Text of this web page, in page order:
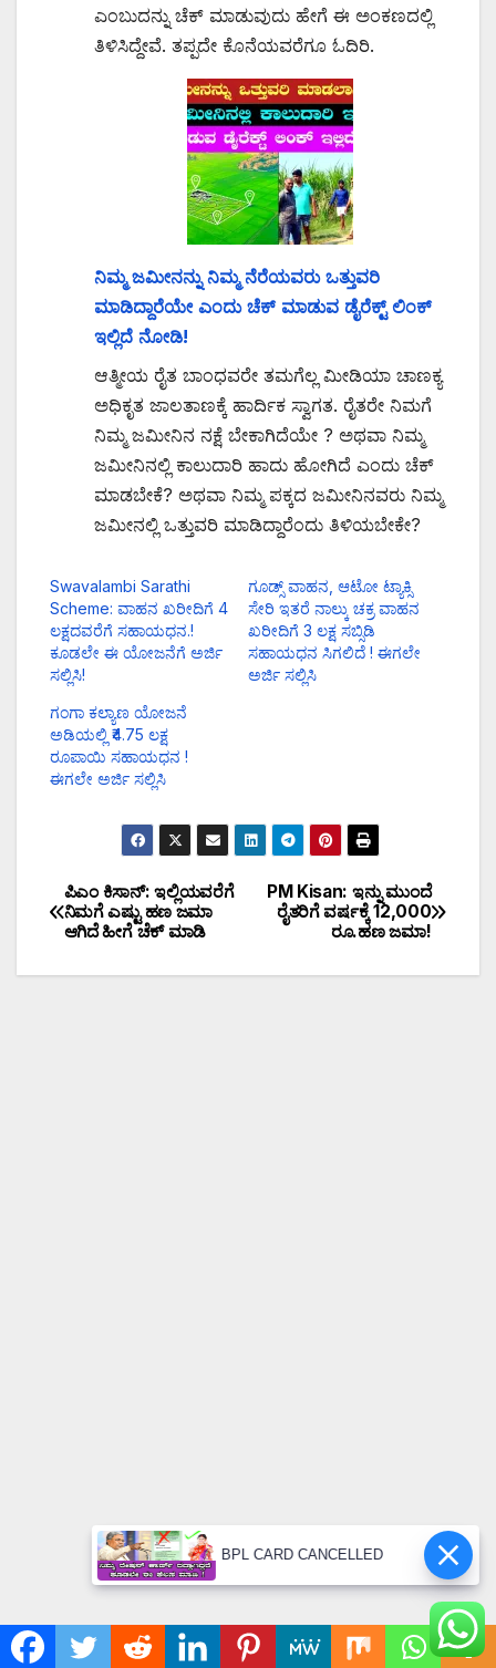
ಎಂಬುದನ್ನು ಚೆಕ್ ಮಾಡುವುದು ಹೇಗೆ ಈ ಅಂಕಣದಲ್ಲಿ
ತಿಳಿಸಿದ್ದೇವೆ. ತಪ್ಪದೇ ಕೊನೆಯವರೆಗೂ ಓದಿರಿ.
ನಿಮ್ಮ ಜಮೀನನ್ನು ನಿಮ್ಮ ನೆರೆಯವರು ಒತ್ತುವರಿ
ಮಾಡಿದ್ದಾರೆಯೇ ಎಂದು ಚೆಕ್ ಮಾಡುವ ಡೈರೆಕ್ಟ್ ಲಿಂಕ್
ಇಲ್ಲಿದೆ ನೋಡಿ!
ಆತ್ಮೀಯ ರೈತ ಬಾಂಧವರೇ ತಮಗೆಲ್ಲ ಮೀಡಿಯಾ ಚಾಣಕ್ಯ
ಅಧಿಕೃತ ಜಾಲತಾಣಕ್ಕೆ ಹಾರ್ದಿಕ ಸ್ವಾಗತ. ರೈತರೇ ನಿಮಗೆ
ನಿಮ್ಮ ಜಮೀನಿನ ನಕ್ಷೆ ಬೇಕಾಗಿದೆಯೇ ? ಅಥವಾ ನಿಮ್ಮ
ಜಮೀನಿನಲ್ಲಿ ಕಾಲುದಾರಿ ಹಾದು ಹೋಗಿದೆ ಎಂದು ಚೆಕ್
ಮಾಡಬೇಕೆ? ಅಥವಾ ನಿಮ್ಮ ಪಕ್ಕದ ಜಮೀನಿನವರು ನಿಮ್ಮ
ಜಮೀನಲ್ಲಿ ಒತ್ತುವರಿ ಮಾಡಿದ್ದಾರೆಂದು ತಿಳಿಯಬೇಕೇ?
Swavalambi Sarathi
Scheme: ವಾಹನ ಖರೀದಿಗೆ 4
ಲಕ್ಷದವರೆಗೆ ಸಹಾಯಧನ.!
ಕೂಡಲೇ ಈ ಯೋಜನೆಗೆ ಅರ್ಜಿ
ಸಲ್ಲಿಸಿ!
ಗೂಡ್ಸ್ ವಾಹನ, ಆಟೋ ಟ್ಯಾಕ್ಸಿ
ಸೇರಿ ಇತರೆ ನಾಲ್ಕು ಚಕ್ರ ವಾಹನ
ಖರೀದಿಗೆ 3 ಲಕ್ಷ ಸಬ್ಸಿಡಿ
ಸಹಾಯಧನ ಸಿಗಲಿದೆ ! ಈಗಲೇ
ಅರ್ಜಿ ಸಲ್ಲಿಸಿ
ಗಂಗಾ ಕಲ್ಯಾಣ ಯೋಜನೆ
ಅಡಿಯಲ್ಲಿ ₹4.75 ಲಕ್ಷ
ರೂಪಾಯಿ ಸಹಾಯಧನ !
ಈಗಲೇ ಅರ್ಜಿ ಸಲ್ಲಿಸಿ
PM Kisan: ಇನ್ನು ಮುಂದೆ
ರೈತರಿಗೆ ವರ್ಷಕ್ಕೆ 12,000
ರೂ.ಹಣ ಜಮಾ!
ಪಿಎಂ ಕಿಸಾನ್: ಇಲ್ಲಿಯವರೆಗೆ
ನಿಮಗೆ ಎಷ್ಟು ಹಣ ಜಮಾ
ಆಗಿದೆ ಹೀಗೆ ಚೆಕ್ ಮಾಡಿ
BPL CARD CANCELLED